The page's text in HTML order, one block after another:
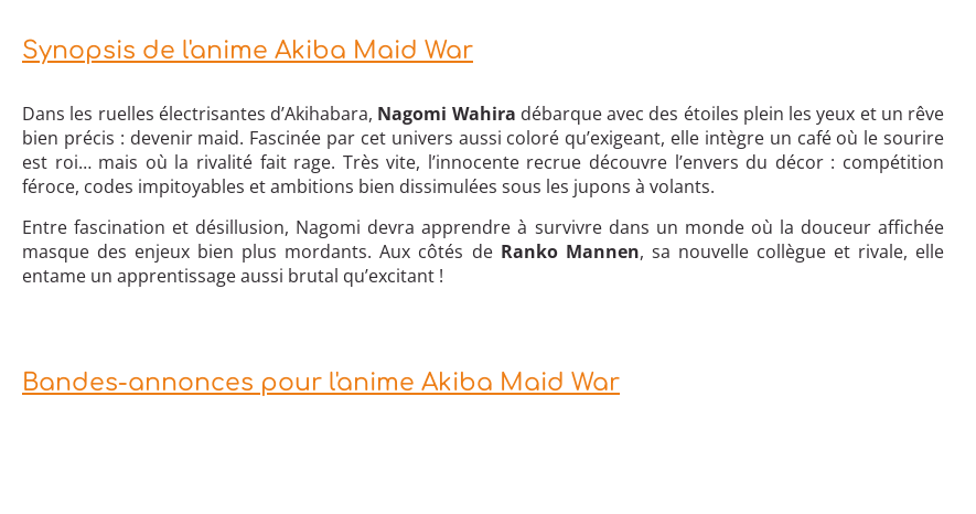
Synopsis de l'anime Akiba Maid War
Dans les ruelles électrisantes d’Akihabara, Nagomi Wahira débarque avec des étoiles plein les yeux et un rêve
bien précis : devenir maid. Fascinée par cet univers aussi coloré qu’exigeant, elle intègre un café où le sourire
est roi… mais où la rivalité fait rage. Très vite, l’innocente recrue découvre l’envers du décor : compétition
féroce, codes impitoyables et ambitions bien dissimulées sous les jupons à volants.
Entre fascination et désillusion, Nagomi devra apprendre à survivre dans un monde où la douceur affichée
masque des enjeux bien plus mordants. Aux côtés de Ranko Mannen, sa nouvelle collègue et rivale, elle
entame un apprentissage aussi brutal qu’excitant !
Bandes-annonces pour l'anime Akiba Maid War